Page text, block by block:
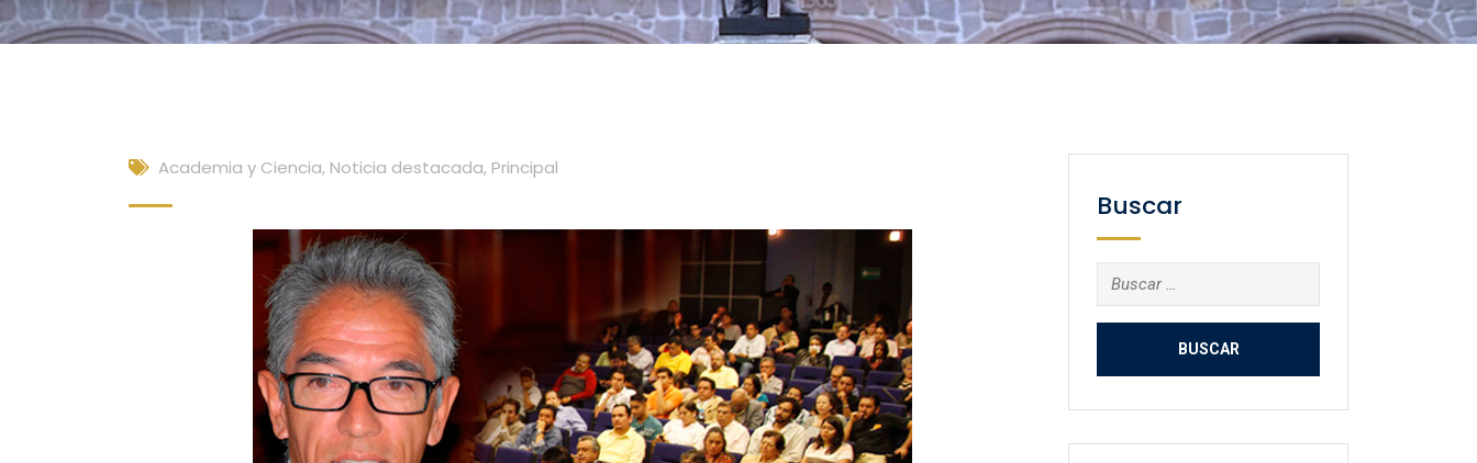
Academia y Ciencia, Noticia destacada, Principal
Buscar
Buscar: